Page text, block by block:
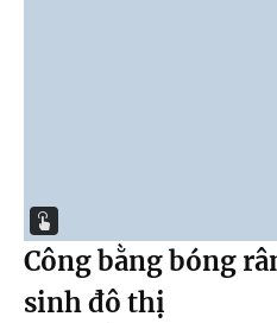
Công bằng bóng
sinh đô thị